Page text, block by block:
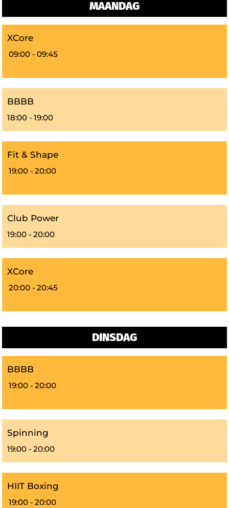
MAANDAG
XCore
09:00 - 09:45
BBBB
18:00 - 19:00
Fit & Shape
19:00 - 20:00
Club Power
19:00 - 20:00
XCore
20:00 - 20:45
DINSDAG
BBBB
19:00 - 20:00
Spinning
19:00 - 20:00
HIIT Boxing
19:00 - 20:00